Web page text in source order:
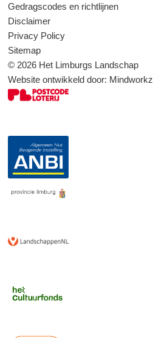
Gedragscodes en richtlijnen
Disclaimer
Privacy Policy
Sitemap
© 2026 Het Limburgs Landschap
Website ontwikkeld door: Mindworkz